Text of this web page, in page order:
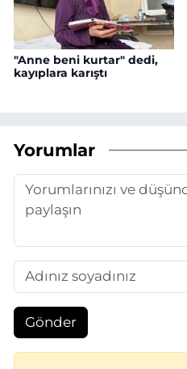
"Anne beni kurtar" dedi,
kayıplara karıştı
Yorumlar
Gönder